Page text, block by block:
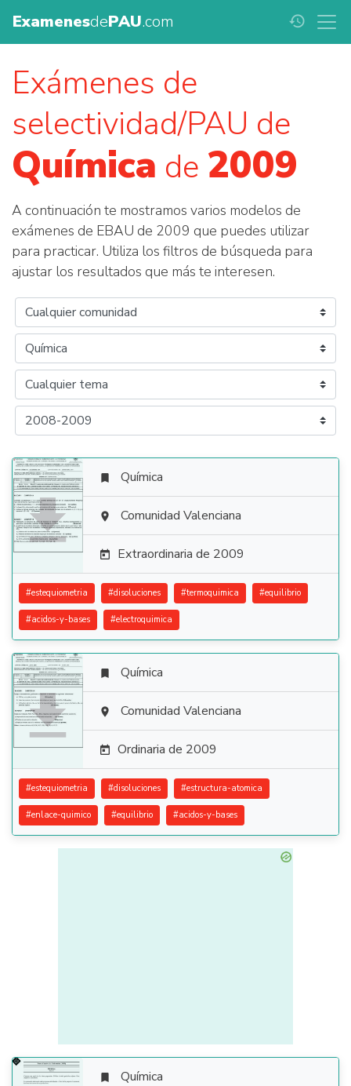
ExamenesdePAU.com history
Exámenes de
selectividad/PAU de
Química de 2009
A continuación te mostramos varios modelos de
exámenes de EBAU de 2009 que puedes utilizar
para practicar. Utiliza los filtros de búsqueda para
ajustar los resultados que más te interesen.

 Química
 Comunidad Valenciana
 Extraordinaria de 2009
#estequiometria #disoluciones #termoquimica #equilibrio
#acidos-y-bases #electroquimica

 Química
 Comunidad Valenciana
 Ordinaria de 2009
#estequiometria #disoluciones #estructura-atomica
#enlace-quimico #equilibrio #acidos-y-bases
 Química